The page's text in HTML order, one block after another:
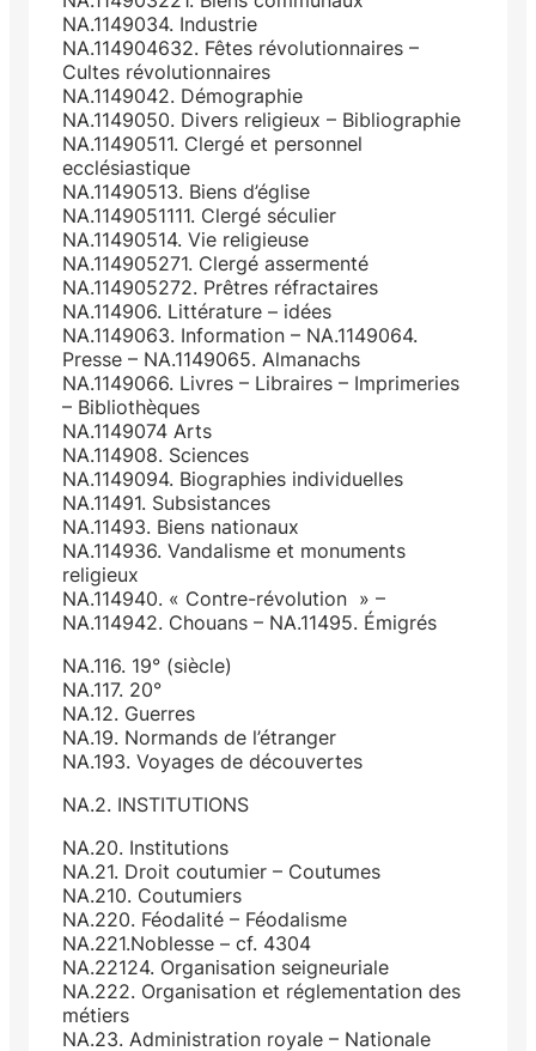
NA.1149034. Industrie
NA.114904632. Fêtes révolutionnaires –
Cultes révolutionnaires
NA.1149042. Démographie
NA.1149050. Divers religieux – Bibliographie
NA.11490511. Clergé et personnel
ecclésiastique
NA.11490513. Biens d’église
NA.1149051111. Clergé séculier
NA.11490514. Vie religieuse
NA.114905271. Clergé assermenté
NA.114905272. Prêtres réfractaires
NA.114906. Littérature – idées
NA.1149063. Information – NA.1149064.
Presse – NA.1149065. Almanachs
NA.1149066. Livres – Libraires – Imprimeries
– Bibliothèques
NA.1149074 Arts
NA.114908. Sciences
NA.1149094. Biographies individuelles
NA.11491. Subsistances
NA.11493. Biens nationaux
NA.114936. Vandalisme et monuments
religieux
NA.114940. « Contre-révolution » –
NA.114942. Chouans – NA.11495. Émigrés
NA.116. 19° (siècle)
NA.117. 20°
NA.12. Guerres
NA.19. Normands de l’étranger
NA.193. Voyages de découvertes
NA.2. INSTITUTIONS
NA.20. Institutions
NA.21. Droit coutumier – Coutumes
NA.210. Coutumiers
NA.220. Féodalité – Féodalisme
NA.221.Noblesse – cf. 4304
NA.22124. Organisation seigneuriale
NA.222. Organisation et réglementation des
métiers
NA.23. Administration royale – Nationale